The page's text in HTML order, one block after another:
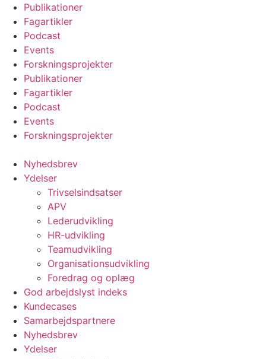
Videre
indhold
Publikationer
Fagartikler
Podcast
Events
Forskningsprojekter
Publikationer
Fagartikler
Podcast
Events
Forskningsprojekter
Nyhedsbrev
Ydelser
Trivselsindsatser
APV
Lederudvikling
HR-udvikling
Teamudvikling
Organisationsudvikling
Foredrag og oplæg
God arbejdslyst indeks
Kundecases
Samarbejdspartnere
Nyhedsbrev
Ydelser